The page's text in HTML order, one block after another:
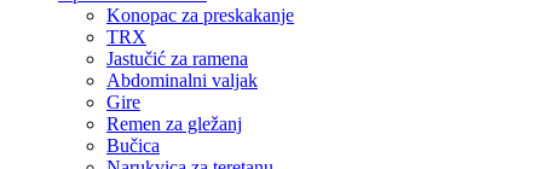
Konopac za preskakanje
TRX
Jastučić za ramena
Abdominalni valjak
Gire
Remen za gležanj
Bučica